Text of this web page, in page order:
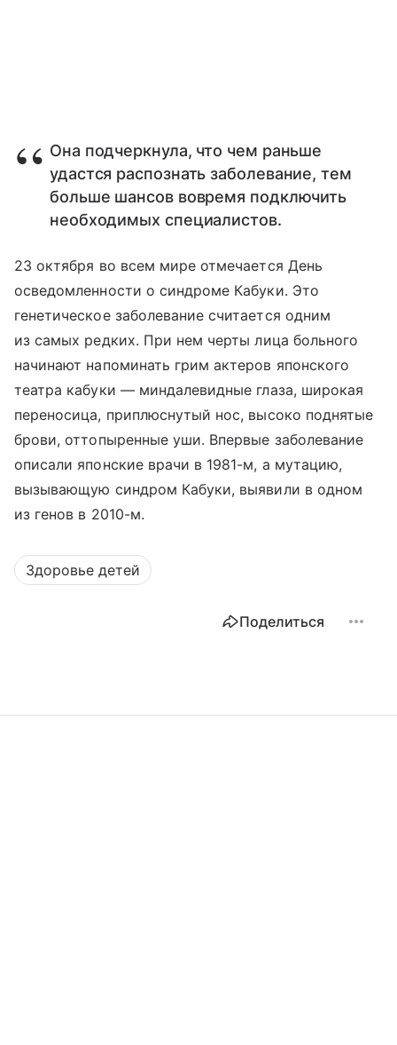
Она подчеркнула, что чем раньше
удастся распознать заболевание, тем
больше шансов вовремя подключить
необходимых специалистов.
23 октября во всем мире отмечается День
осведомленности о синдроме Кабуки. Это
генетическое заболевание считается одним
из самых редких. При нем черты лица больного
начинают напоминать грим актеров японского
театра кабуки — миндалевидные глаза, широкая
переносица, приплюснутый нос, высоко поднятые
брови, оттопыренные уши. Впервые заболевание
описали японские врачи в 1981-м, а мутацию,
вызывающую синдром Кабуки, выявили в одном
из генов в 2010-м.
Здоровье детей
Поделиться